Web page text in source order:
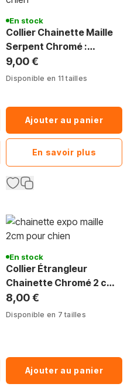
En stock
Collier Chainette Maille
Serpent Chromé :
Présentation Canine &
Show
9,00 €
Disponible en 11 tailles
Ajouter au panier
En savoir plus
En stock
Collier Étrangleur
Chainette Chromé 2 cm :
Show & Éducation
Canine
8,00 €
Disponible en 7 tailles
Ajouter au panier